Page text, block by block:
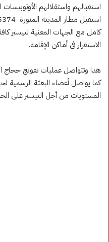
استقبالهم واستقلالهم
كامل مع الجهات المعنية لتيسير
الاستقرار في أماكن الإقامة.
هذا وتتواصل عمليات تفويج حجاج
كما يواصل أعضاء البعثة الرسمية
المستويات من أجل التيسير على